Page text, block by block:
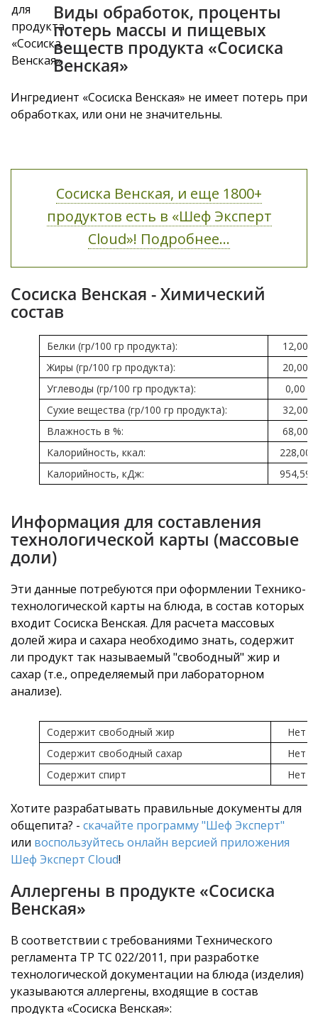
Виды обработок, проценты
потерь массы и пищевых
веществ продукта «Сосиска
Венская»
Ингредиент «Сосиска Венская» не имеет потерь при
обработках, или они не значительны.
Сосиска Венская, и еще 1800+
продуктов есть в «Шеф Эксперт
Cloud»! Подробнее...
Сосиска Венская - Химический
состав
Белки (гр/100 гр продукта):
12,00
Жиры (гр/100 гр продукта):
20,00
Углеводы (гр/100 гр продукта):
0,00
Сухие вещества (гр/100 гр продукта):
32,00
Влажность в %:
68,00
Калорийность, ккал:
228,00
Калорийность, кДж:
954,59
Информация для составления
технологической карты (массовые
доли)
Эти данные потребуются при оформлении Технико-
технологической карты на блюда, в состав которых
входит Сосиска Венская. Для расчета массовых
долей жира и сахара необходимо знать, содержит
ли продукт так называемый "свободный" жир и
сахар (т.е., определяемый при лабораторном
анализе).
Содержит свободный жир
Нет
Содержит свободный сахар
Нет
Содержит спирт
Нет
Хотите разрабатывать правильные документы для
общепита? - скачайте программу "Шеф Эксперт"
или воспользуйтесь онлайн версией приложения
Шеф Эксперт Cloud!
Аллергены в продукте «Сосиска
Венская»
В соответствии с требованиями Технического
регламента ТР ТС 022/2011, при разработке
технологической документации на блюда (изделия)
указываются аллергены, входящие в состав
продукта «Сосиска Венская»: